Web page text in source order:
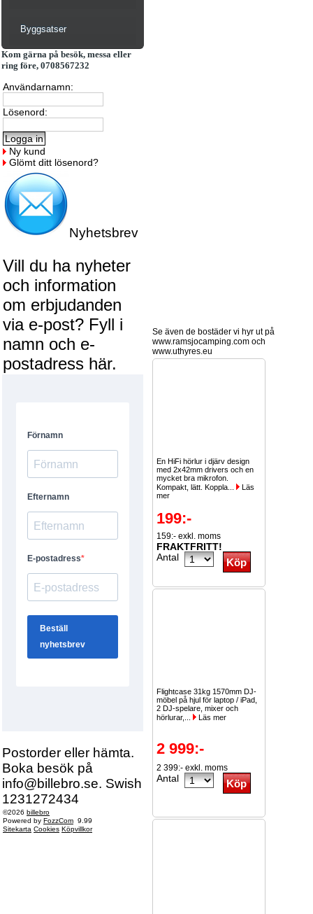
Byggsatser
Kom gärna på besök, messa eller
ring före, 0708567232
Användarnamn:
Lösenord:
Ny kund
Glömt ditt lösenord?
Nyhetsbrev
Vill du ha nyheter
och information
om erbjudanden
via e-post? Fyll i
namn och e-
postadress här.
Postorder eller hämta.
Boka besök på
info@billebro.se. Swish
1231272434
©2026 billebro
Powered by FozzCom 9.99
Sitekarta Cookies Köpvillkor
Se även de bostäder vi hyr ut på
www.ramsjocamping.com och
www.uthyres.eu
En HiFi hörlur i djärv design
med 2x42mm drivers och en
mycket bra mikrofon.
Kompakt, lätt. Koppla...
Läs
mer
199:-
159:- exkl. moms
FRAKTFRITT!
Antal
Flightcase 31kg 1570mm DJ-
möbel på hjul för laptop / iPad,
2 DJ-spelare, mixer och
hörlurar,...
Läs mer
2 999:-
2 399:- exkl. moms
Antal